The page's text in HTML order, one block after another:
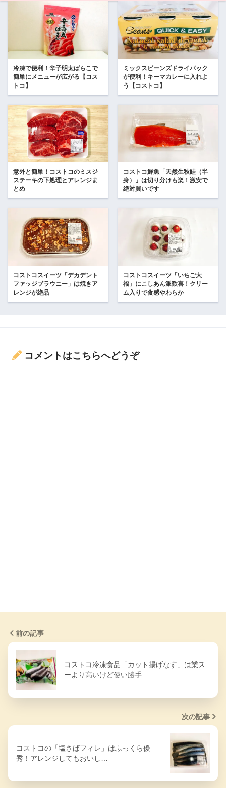
冷凍で便利！辛子明太ばらこで
簡単にメニューが広がる【コス
トコ】
ミックスビーンズドライパック
が便利！キーマカレーに入れよ
う【コストコ】
意外と簡単！コストコのミスジ
ステーキの下処理とアレンジま
とめ
コストコ鮮魚「天然生秋鮭（半
身）」は切り分けも楽！激安で
絶対買いです
コストコスイーツ「デカデント
ファッジブラウニー」は焼きア
レンジが絶品
コストコスイーツ「いちご大
福」にこしあん派歓喜！クリー
ム入りで食感やわらか
コメントはこちらへどうぞ
前の記事
コストコ冷凍食品「カット揚げなす」は業ス
ーより高いけど使い勝手…
次の記事
コストコの「塩さばフィレ」はふっくら優
秀！アレンジしてもおいし…